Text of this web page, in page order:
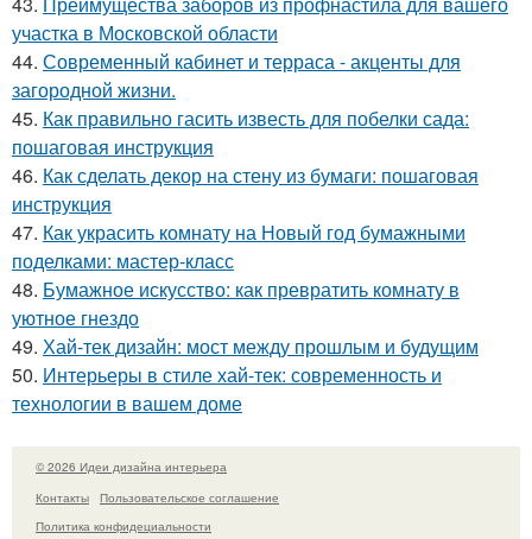
участка в Московской области
44. Современный кабинет и терраса - акценты для
загородной жизни.
45. Как правильно гасить известь для побелки сада:
пошаговая инструкция
46. Как сделать декор на стену из бумаги: пошаговая
инструкция
47. Как украсить комнату на Новый год бумажными
поделками: мастер-класс
48. Бумажное искусство: как превратить комнату в
уютное гнездо
49. Хай-тек дизайн: мост между прошлым и будущим
50. Интерьеры в стиле хай-тек: современность и
технологии в вашем доме
© 2026 Идеи дизайна интерьера
Контакты
Пользовательское соглашение
Политика конфидециальности